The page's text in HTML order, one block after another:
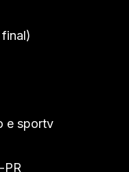
e sportv
PR